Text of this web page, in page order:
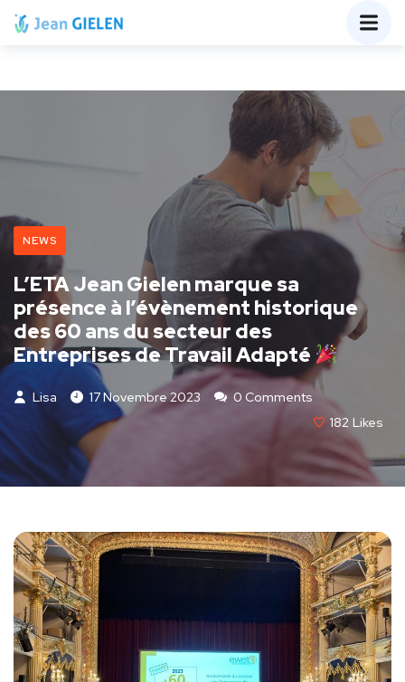
NEWS
L’ETA Jean Gielen marque sa
présence à l’évènement historique
des 60 ans du secteur des
Entreprises de Travail Adapté
Lisa 17 Novembre 2023
0 Comments
182 Likes